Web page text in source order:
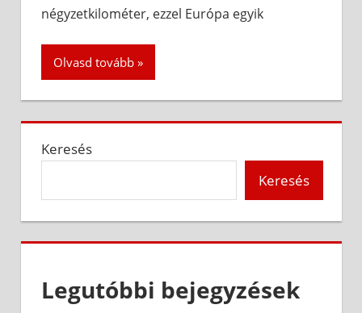
négyzetkilométer, ezzel Európa egyik
Olvasd tovább
Keresés
Keresés
Legutóbbi bejegyzések